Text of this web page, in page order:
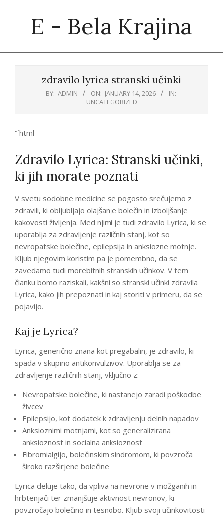
E - Bela Krajina
zdravilo lyrica stranski učinki
BY: ADMIN ON: JANUARY 14, 2026
IN:
UNCATEGORIZED
“`html
Zdravilo Lyrica: Stranski učinki,
ki jih morate poznati
V svetu sodobne medicine se pogosto srečujemo z
zdravili, ki obljubljajo olajšanje bolečin in izboljšanje
kakovosti življenja. Med njimi je tudi zdravilo Lyrica, ki se
uporablja za zdravljenje različnih stanj, kot so
nevropatske bolečine, epilepsija in anksiozne motnje.
Kljub njegovim koristim pa je pomembno, da se
zavedamo tudi morebitnih stranskih učinkov. V tem
članku bomo raziskali, kakšni so stranski učinki zdravila
Lyrica, kako jih prepoznati in kaj storiti v primeru, da se
pojavijo.
Kaj je Lyrica?
Lyrica, generično znana kot pregabalin, je zdravilo, ki
spada v skupino antikonvulzivov. Uporablja se za
zdravljenje različnih stanj, vključno z:
Nevropatske bolečine, ki nastanejo zaradi poškodbe
živcev
Epilepsijo, kot dodatek k zdravljenju delnih napadov
Anksioznimi motnjami, kot so generalizirana
anksioznost in socialna anksioznost
Fibromialgijo, bolečinskim sindromom, ki povzroča
široko razširjene bolečine
Lyrica deluje tako, da vpliva na nevrone v možganih in
hrbtenjači ter zmanjšuje aktivnost nevronov, ki
povzročajo bolečino in tesnobo. Kljub svoji učinkovitosti